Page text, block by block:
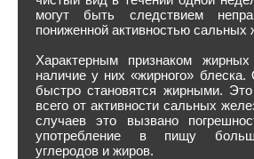
могут быть следствием
пониженной активностью сальных
Характерным признаком
наличие у них «жирного»
быстро становятся жирными.
всего от активности сальных
случаев это вызвано
употребление в пищу
углеродов и жиров.